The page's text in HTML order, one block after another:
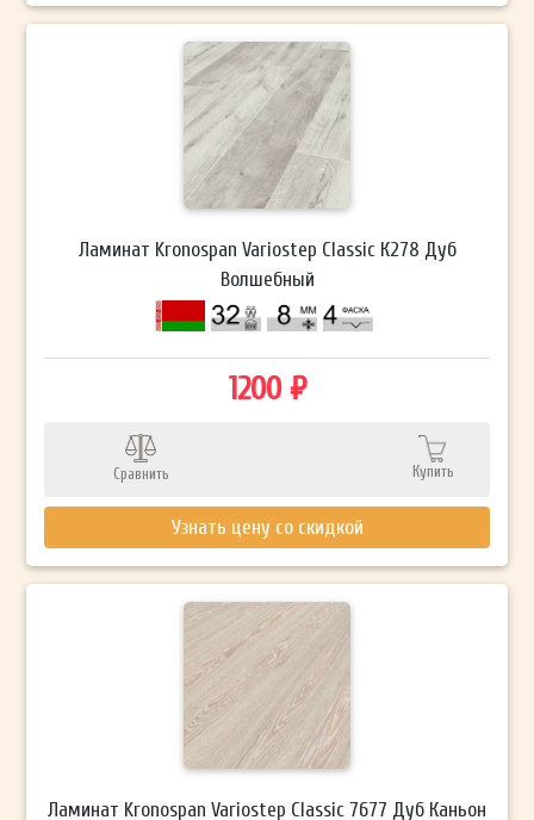
Ламинат Kronospan Variostep Classic К278 Дуб
Волшебный
1200 ₽
Сравнить Купить
Узнать цену со скидкой
Ламинат Kronospan Variostep Classic 7677 Дуб Каньон